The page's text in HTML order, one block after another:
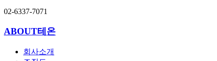
02-6337-7071
ABOUT테온
회사소개